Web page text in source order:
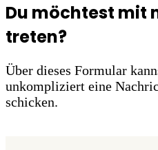
Du möchtest mit
treten?
Über dieses Formular
unkompliziert eine
schicken.